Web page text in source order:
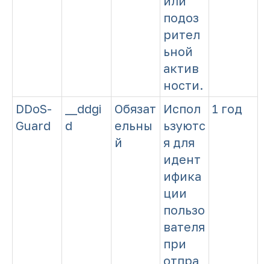
подоз
рител
ьной
актив
ности.
DDoS-
Guard
__ddgi
d
Обязат
ельны
й
Испол
ьзуютс
я для
идент
ифика
ции
пользо
вателя
при
отпра
1 год